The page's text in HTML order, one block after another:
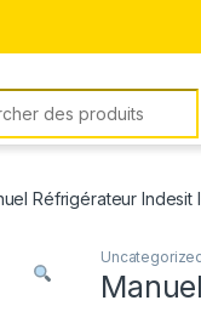
Réfrigérateur Indesit